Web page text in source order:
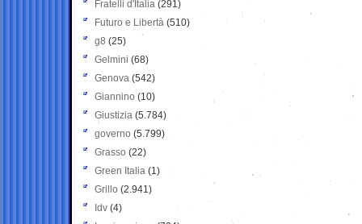
Fratelli d'Italia (291)
Futuro e Libertà (510)
g8 (25)
Gelmini (68)
Genova (542)
Giannino (10)
Giustizia (5.784)
governo (5.799)
Grasso (22)
Green Italia (1)
Grillo (2.941)
Idv (4)